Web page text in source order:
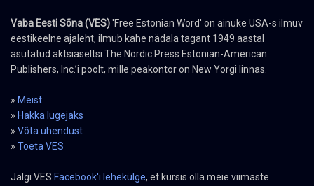
Vaba Eesti Sõna (VES)'Free Estonian Word' on ainuke USA-s ilmuv
eestikeelne ajaleht, ilmub kahe nädala tagant 1949 aastal
asutatud aktsiaseltsi The Nordic Press Estonian-American
Publishers, Inc.’i poolt, mille peakontor on New Yorgi linnas.
» Meist
» Hakka lugejaks
» Võta ühendust
» Toeta VES
Jälgi VES Facebook'i lehekülge, et kursis olla meie viimaste